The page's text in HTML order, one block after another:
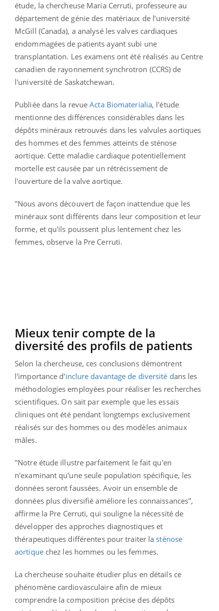
étude, la chercheuse Maria Cerruti, professeure au
département de génie des matériaux de l’université
McGill (Canada), a analysé les valves cardiaques
endommagées de patients ayant subi une
transplantation. Les examens ont été réalisés au Centre
canadien de rayonnement synchrotron (CCRS) de
l'université de Saskatchewan.
Publiée dans la revueActa Biomaterialia, l'étude
mentionne des différences considérables dans les
dépôts minéraux retrouvés dans les valvules aortiques
des hommes et des femmes atteints de sténose
aortique. Cette maladie cardiaque potentiellement
mortelle est causée par un rétrécissement de
l'ouverture de la valve aortique.
"Nous avons découvert de façon inattendue que les
minéraux sont différents dans leur composition et leur
forme, et qu'ils poussent plus lentement chez les
femmes, observe la Pre Cerruti.
Mieux tenir compte de la
diversité des profils de patients
Selon la chercheuse, ces conclusions démontrent
l'importance d'inclure davantage de diversité dans les
méthodologies employées pour réaliser les recherches
scientifiques. On sait par exemple que les essais
cliniques ont été pendant longtemps exclusivement
réalisés sur des hommes ou des modèles animaux
mâles.
"Notre étude illustre parfaitement le fait qu'en
n'examinant qu'une seule population spécifique, les
données seront faussées. Avoir un ensemble de
données plus diversifié améliore les connaissances",
affirme la Pre Cerruti, qui souligne la nécessité de
développer des approches diagnostiques et
thérapeutiques différentes pour traiter lasténose
aortiquechez les hommes ou les femmes.
La chercheuse souhaite étudier plus en détails ce
phénomène cardiovasculaire afin de mieux
comprendre la composition précise des dépôts